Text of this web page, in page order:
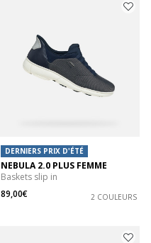
DERNIERS PRIX D'ÉTÉ
NEBULA 2.0 PLUS FEMME
Baskets slip in
89,00€
2 COULEURS